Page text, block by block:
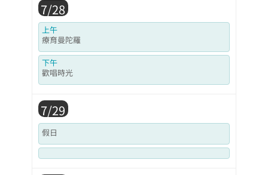
7/28
上午
療育曼陀羅
下午
歡唱時光
7/29
假日